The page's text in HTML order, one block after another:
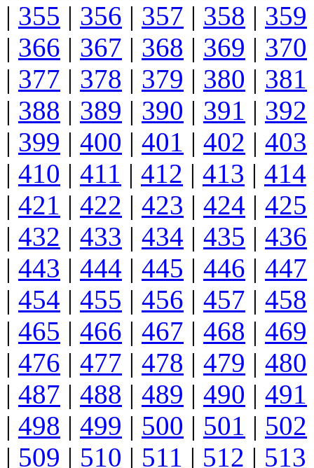
| 355 | 356 | 357 | 358 | 359
| 366 | 367 | 368 | 369 | 370
| 377 | 378 | 379 | 380 | 381
| 388 | 389 | 390 | 391 | 392
| 399 | 400 | 401 | 402 | 403
| 410 | 411 | 412 | 413 | 414
| 421 | 422 | 423 | 424 | 425
| 432 | 433 | 434 | 435 | 436
| 443 | 444 | 445 | 446 | 447
| 454 | 455 | 456 | 457 | 458
| 465 | 466 | 467 | 468 | 469
| 476 | 477 | 478 | 479 | 480
| 487 | 488 | 489 | 490 | 491
| 498 | 499 | 500 | 501 | 502
| 509 | 510 | 511 | 512 | 513